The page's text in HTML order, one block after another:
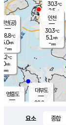
의도
℃
m/s
mm
영흥도
대부도
28.8
30.3℃
2.5 m/s
-mm
인천(공)
28.8℃
5.0m/s
-mm
인천
30.3℃
5.1 m/s
-mm
요소